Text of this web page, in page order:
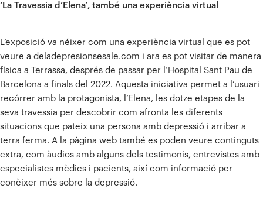
‘La Travessia d’Elena’, també una experiència virtual
L’exposició va néixer com una experiència virtual que es pot
veure a deladepresionsesale.com i ara es pot visitar de manera
física a Terrassa, després de passar per l’Hospital Sant Pau de
Barcelona a finals del 2022. Aquesta iniciativa permet a l’usuari
recórrer amb la protagonista, l’Elena, les dotze etapes de la
seva travessia per descobrir com afronta les diferents
situacions que pateix una persona amb depressió i arribar a
terra ferma. A la pàgina web també es poden veure continguts
extra, com àudios amb alguns dels testimonis, entrevistes amb
especialistes mèdics i pacients, així com informació per
conèixer més sobre la depressió.